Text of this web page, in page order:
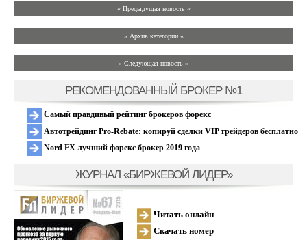
« Предыдущая новость «
» Архив категории «
» Следующая новость »
РЕКОМЕНДОВАННЫЙ БРОКЕР №1
Самый правдивый рейтинг брокеров форекс
Автотрейдинг Pro-Rebate: копируй сделки VIP трейдеров бесплатно
Nord FX лучший форекс брокер 2019 года
ЖУРНАЛ «БИРЖЕВОЙ ЛИДЕР»
Читать онлайн
Скачать номер